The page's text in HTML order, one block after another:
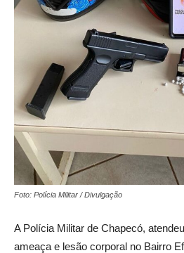
Foto: Polícia Militar / Divulgação
A Polícia Militar de Chapecó,
ameaça e lesão corporal no Bairro